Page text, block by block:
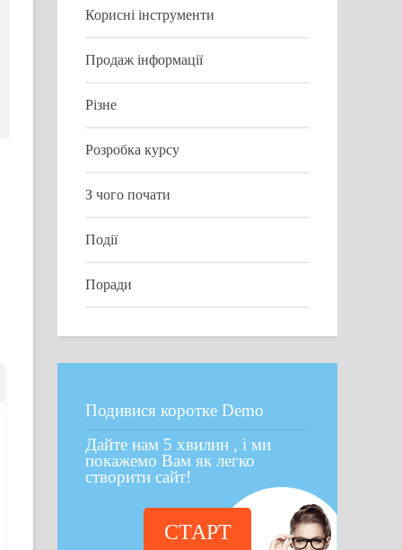
Корисні інструменти
Продаж інформації
Різне
Розробка курсу
З чого почати
Події
Поради
Подивися коротке Demo
Дайте нам 5 хвилин , і ми
покажемо Вам як легко
створити сайт!
СТАРТ